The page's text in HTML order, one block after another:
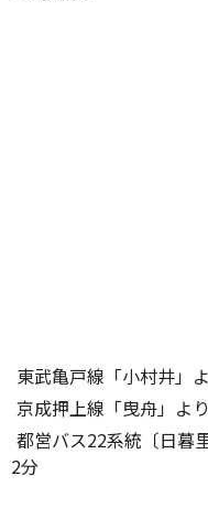
東武亀戸線「小村井」
京成押上線「曳舟」よ
都営バス22系統〔日暮
2分